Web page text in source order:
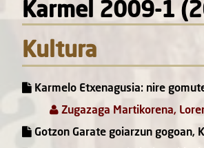
Karmel 2009-1
Kultura
Karmelo Etxenagusia: nire
Zugazaga Martikorena,
Gotzon Garate goiarzun gogoan,